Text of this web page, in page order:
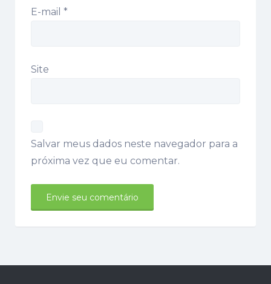
E-mail *
Site
Salvar meus dados neste navegador para a
próxima vez que eu comentar.